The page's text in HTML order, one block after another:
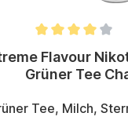
Flavour
Grüner Tee
Tee, Milch,